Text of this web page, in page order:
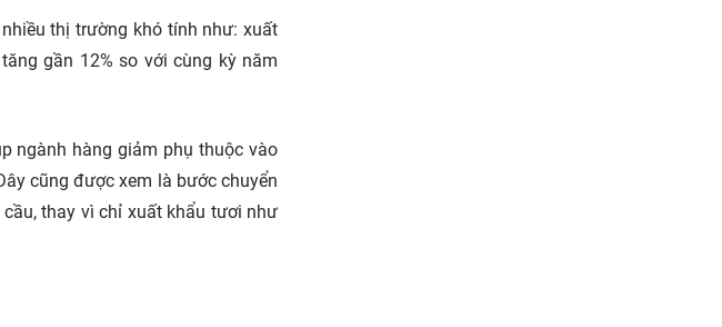
thị trường khó tính như: xuất
gần 12% so với cùng kỳ năm
ngành hàng giảm phụ thuộc vào
cũng được xem là bước chuyển
thay vì chỉ xuất khẩu tươi như